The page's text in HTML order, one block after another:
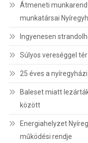
Átmeneti munkarend
munkatársai
Ingyenesen
Súlyos vereséggel
25 éves a nyíregyházi
Baleset miatt
között
Energiahelyzet
működési rendje